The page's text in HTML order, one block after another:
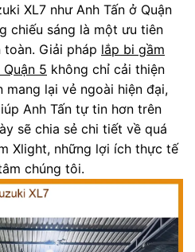
XL7 như Anh Tấn ở Quận
chiếu sáng là một ưu tiên
toàn. Giải pháp lắp bi gầm
5 không chỉ cải thiện
mang lại vẻ ngoài hiện đại,
Anh Tấn tự tin hơn trên
sẽ chia sẻ chi tiết về quá
Xlight, những lợi ích thực tế
chúng tôi.